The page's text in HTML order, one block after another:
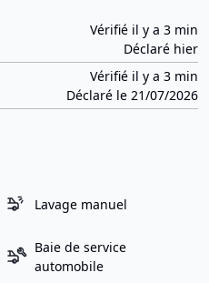
Vérifié il y a 3 min
Déclaré hier
Vérifié il y a 3 min
Déclaré le 21/07/2026
Lavage manuel
Baie de service
automobile